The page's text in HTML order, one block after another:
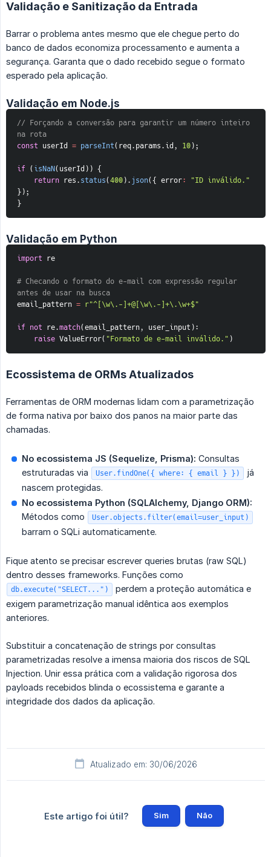
Validação e Sanitização da Entrada
Barrar o problema antes mesmo que ele chegue perto do
banco de dados economiza processamento e aumenta a
segurança. Garanta que o dado recebido segue o formato
esperado pela aplicação.
Validação em Node.js
// Forçando a conversão para garantir um número inteiro
na rota
const userId = parseInt(req.params.id, 10);
if (isNaN(userId) ) {
return res.status(400). json({ error:
"ID inválido."
});
}
Validação em Python
import re
# Checando o formato do e-mail com expressão regular
antes de usar na busca
email_pattern = r"^[\w\.-]+@[\w\.-]+\.\w+$"
if not re.match(email_pattern, user_input ):
raise ValueError( "Formato de e-mail inválido." )
Ecossistema de ORMs Atualizados
Ferramentas de ORM modernas lidam com a parametrização
de forma nativa por baixo dos panos na maior parte das
chamadas.
No ecossistema JS (Sequelize, Prisma): Consultas
estruturadas via
User.findOne({ where: { email } })
já
nascem protegidas.
No ecossistema Python (SQLAlchemy, Django ORM):
Métodos como
User.objects.filter(email=user_input)
barram o SQLi automaticamente.
Fique atento se precisar escrever queries brutas (raw SQL)
dentro desses frameworks. Funções como
db.execute("SELECT...")
perdem a proteção automática e
exigem parametrização manual idêntica aos exemplos
anteriores.
Substituir a concatenação de strings por consultas
parametrizadas resolve a imensa maioria dos riscos de SQL
Injection. Unir essa prática com a validação rigorosa dos
payloads recebidos blinda o ecossistema e garante a
integridade dos dados da aplicação.
Atualizado em: 30/06/2026
Este artigo foi útil? Sim Não